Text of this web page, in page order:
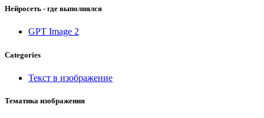
Нейросеть - где выполнялся
GPT Image 2
Categories
Текст в изображение
Тематика изображения